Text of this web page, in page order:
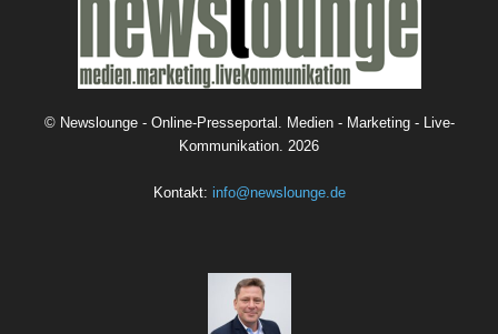
© Newslounge - Online-Presseportal. Medien - Marketing - Live-
Kommunikation. 2026
Kontakt: info@newslounge.de